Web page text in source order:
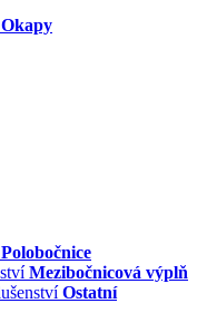
Okapy
Polobočnice
Mezibočnicová výplň
Ostatní